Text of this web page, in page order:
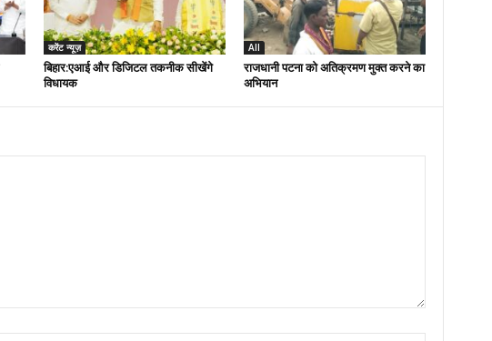
करेंट न्यूज़
बिहार:एआई और डिजिटल तकनीक सीखेंगे
विधायक
All
राजधानी पटना को अतिक्रमण मुक्त करने का
अभियान